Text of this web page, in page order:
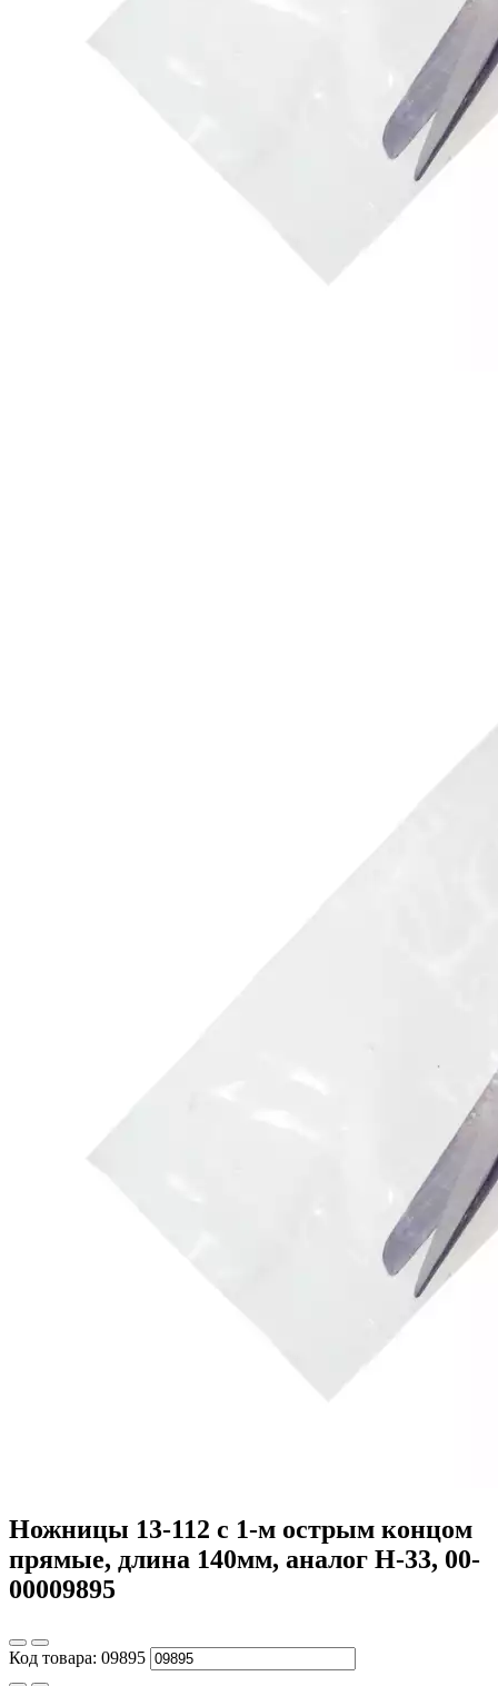
Ножницы 13-112 с 1-м острым концом
прямые, длина 140мм, аналог Н-33, 00-
00009895
Код товара: 09895